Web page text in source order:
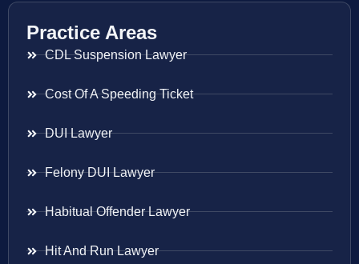
Practice Areas
CDL Suspension Lawyer
Cost Of A Speeding Ticket
DUI Lawyer
Felony DUI Lawyer
Habitual Offender Lawyer
Hit And Run Lawyer